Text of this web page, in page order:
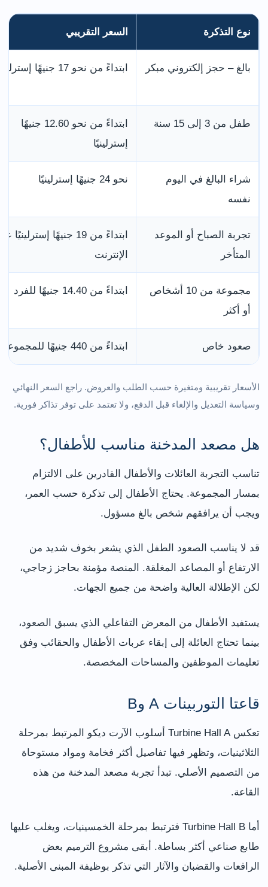
نوع التذكرة السعر التقريبي
بالغ – حجز إلكتروني مبكر ابتداءً من نحو 17 جنيهًا إسترلينيًا
طفل من 3 إلى 15 سنة
ابتداءً من نحو 12.60 جنيهًا
إسترلينيًا
شراء البالغ في اليوم
نفسه
نحو 24 جنيهًا إسترلينيًا
تجربة الصباح أو الموعد
المتأخر
ابتداءً من 19 جنيهًا إسترلينيًا
الإنترنت
مجموعة من 10 أشخاص
أو أكثر
ابتداءً من 14.40 جنيهًا للفرد
صعود خاص ابتداءً من 440 جنيهًا للمجموعة
الأسعار تقريبية ومتغيرة حسب الطلب والعروض. راجع السعر النهائي
وسياسة التعديل والإلغاء قبل الدفع، ولا تعتمد على توفر تذاكر فورية.
هل مصعد المدخنة مناسب للأطفال؟
تناسب التجربة العائلات والأطفال القادرين على الالتزام
بمسار المجموعة. يحتاج الأطفال إلى تذكرة حسب العمر،
ويجب أن يرافقهم شخص بالغ مسؤول.
قد لا يناسب الصعود الطفل الذي يشعر بخوف شديد من
الارتفاع أو المصاعد المغلقة. المنصة مؤمنة بحاجز زجاجي،
لكن الإطلالة العالية واضحة من جميع الجهات.
يستفيد الأطفال من المعرض التفاعلي الذي يسبق الصعود،
بينما تحتاج العائلة إلى إبقاء عربات الأطفال والحقائب وفق
تعليمات الموظفين والمساحات المخصصة.
قاعتا التوربينات A وB
تعكس Turbine Hall A أسلوب الآرت ديكو المرتبط بمرحلة
الثلاثينيات، وتظهر فيها تفاصيل أكثر فخامة ومواد مستوحاة
من التصميم الأصلي. تبدأ تجربة مصعد المدخنة من هذه
القاعة.
أما Turbine Hall B فترتبط بمرحلة الخمسينيات، ويغلب عليها
طابع صناعي أكثر بساطة. أبقى مشروع الترميم بعض
الرافعات والقضبان والآثار التي تذكر بوظيفة المبنى الأصلية.